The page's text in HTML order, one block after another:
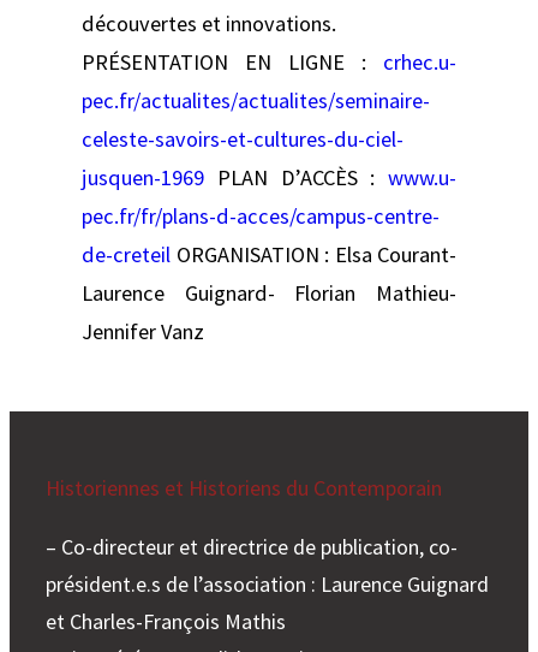
découvertes et innovations.
PRÉSENTATION EN LIGNE : crhec.u-
pec.fr/actualites/actualites/seminaire-
celeste-savoirs-et-cultures-du-ciel-
jusquen-1969 PLAN D’ACCÈS : www.u-
pec.fr/fr/plans-d-acces/campus-centre-
de-creteil ORGANISATION : Elsa Courant-
Laurence Guignard- Florian Mathieu-
Jennifer Vanz
Historiennes et Historiens du Contemporain
– Co-directeur et directrice de publication, co-
président.e.s de l’association : Laurence Guignard
et Charles-François Mathis